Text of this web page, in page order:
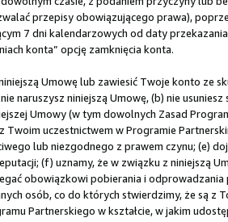
przepisy obowiązującego prawa),
7 dni kalendarzowych od daty
konta” opcję zamknięcia konta.
Umowę lub zawiesić Twoje konto ze
naruszysz niniejszą Umowę, (b) nie
Umowy (w tym dowolnych Zasad
uczestnictwem w Programie
lub niezgodnego z prawem czynu; (e)
(f) uznamy, że w związku z niniejszą
obowiązkowi pobierania i
osób, co do których stwierdzimy, że są z
Partnerskiego w kształcie, w jakim